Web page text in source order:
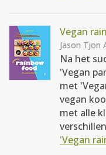
Vegan
Jason Tjon
Na het
'Vegan
met
vegan
met alle
'Vegan